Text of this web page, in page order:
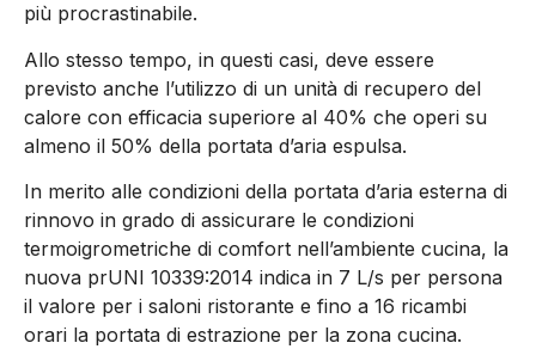
più procrastinabile.
Allo stesso tempo, in questi casi, deve essere
previsto anche l’utilizzo di un unità di recupero del
calore con efficacia superiore al 40% che operi su
almeno il 50% della portata d’aria espulsa.
In merito alle condizioni della portata d’aria esterna di
rinnovo in grado di assicurare le condizioni
termoigrometriche di comfort nell’ambiente cucina, la
nuova prUNI 10339:2014 indica in 7 L/s per persona
il valore per i saloni ristorante e fino a 16 ricambi
orari la portata di estrazione per la zona cucina.